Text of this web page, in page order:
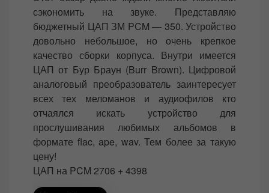
t
e
d
n
сэкономить на звуке. Представляю
бюджетный ЦАП ЗМ PCM — 350. Устройство
довольно небольшое, но очень крепкое
качество сборки корпуса. Внутри имеется
ЦАП от Бур Браун (Burr Brown). Цифровой
аналоговый преобразователь заинтересует
всех тех меломанов и аудиофилов кто
отчаялся искать устройство для
прослушивания любимых альбомов в
формате flac, ape, wav. Тем более за такую
цену!
ЦАП на PCM 2706 + 4398